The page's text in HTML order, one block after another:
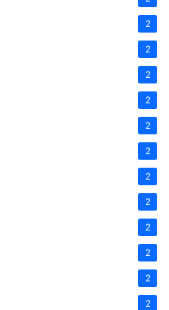
2
2
2
2
2
2
2
2
2
2
2
2